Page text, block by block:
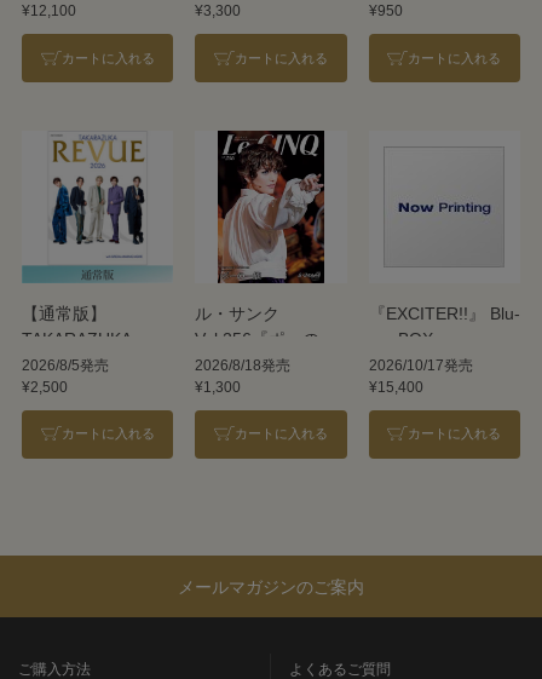
¥12,100
カートに入れる
REVUE 2026
¥3,300
カートに入れる
¥950
カートに入れる
【通常版】
TAKARAZUKA
REVUE 2026
2026/8/5発売
¥2,500
カートに入れる
ル・サンク
Vol.256『ポーの一
族』＜雪組＞
2026/8/18発売
¥1,300
カートに入れる
『EXCITER!!』 Blu-
ray BOX
2026/10/17発売
¥15,400
カートに入れる
メールマガジンのご案内
ご購入方法
よくあるご質問